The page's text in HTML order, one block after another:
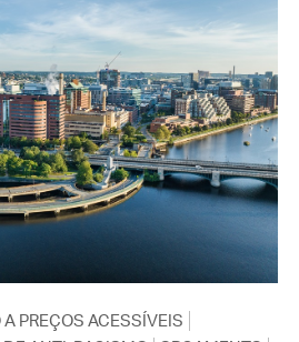
PREÇOS ACESSÍVEIS